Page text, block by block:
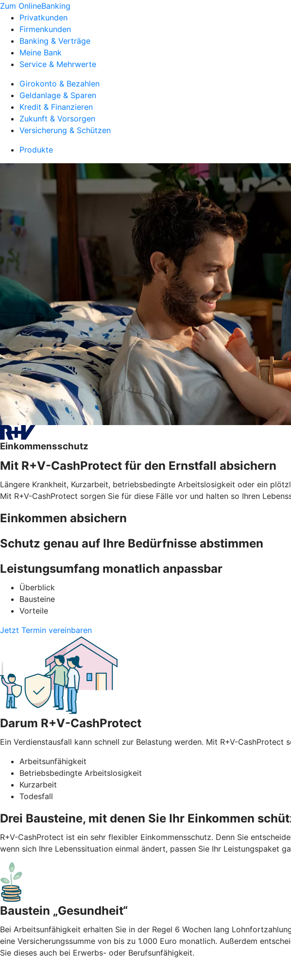
Zum OnlineBanking
Privatkunden
Firmenkunden
Banking & Verträge
Meine Bank
Service & Mehrwerte
Girokonto & Bezahlen
Geldanlage & Sparen
Kredit & Finanzieren
Zukunft & Vorsorgen
Versicherung & Schützen
Produkte
Einkommensschutz
Mit R+V-CashProtect für den Ernstfall absichern
Längere Krankheit, Kurzarbeit, betriebsbedingte Arbeitslosigkeit oder ein
Mit R+V-CashProtect sorgen Sie für diese Fälle vor und halten so Ihren
Einkommen absichern
Schutz genau auf Ihre Bedürfnisse abstimmen
Leistungsumfang monatlich anpassbar
Überblick
Bausteine
Vorteile
Jetzt Termin vereinbaren
Darum R+V-CashProtect
Ein Verdienstausfall kann schnell zur Belastung werden. Mit R+V-
Arbeitsunfähigkeit
Betriebsbedingte Arbeitslosigkeit
Kurzarbeit
Todesfall
Drei Bausteine, mit denen Sie Ihr Einkommen
R+V-CashProtect ist ein sehr flexibler Einkommensschutz. Denn Sie
wenn sich Ihre Lebenssituation einmal ändert, passen Sie Ihr Leistungspaket
Baustein „Gesundheit“
Bei Arbeitsunfähigkeit erhalten Sie in der Regel 6 Wochen lang
eine Versicherungssumme von bis zu 1.000 Euro monatlich. Außerdem
Sie dieses auch bei Erwerbs- oder Berufsunfähigkeit.